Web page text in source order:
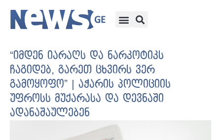
“იმდენ იარაღს და ნარკოტიკს
ჩაგიდებ, გარეთ ცხვირს ვერ
გამოყოფო” | აჭარის პოლიციის
უფროსს მუქარასა და დევნაში
ადანაშაულებენ